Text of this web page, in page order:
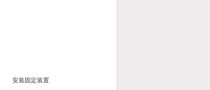
安装固定装置